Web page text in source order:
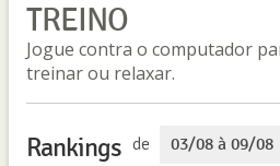
TREINO
Jogue contra o computador
treinar ou relaxar.
Rankings de 03/08 à 09/08